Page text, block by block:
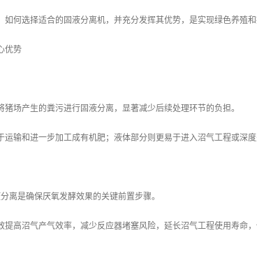
如何选择适合的固液分离机，并充分发挥其优势，是实现绿色养殖
优势
场产生的粪污进行固液分离，显著减少后续处理环节的负担。
运输和进一步加工成有机肥；液体部分则更易于进入沼气工程或深
离是确保厌氧发酵效果的关键前置步骤。
提高沼气产气效率，减少反应器堵塞风险，延长沼气工程使用寿命